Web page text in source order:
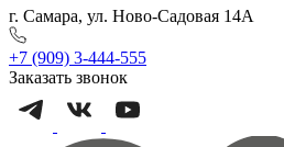
г. Самара, ул. Ново-Садовая 14А
+7 (909) 3-444-555
Заказать звонок